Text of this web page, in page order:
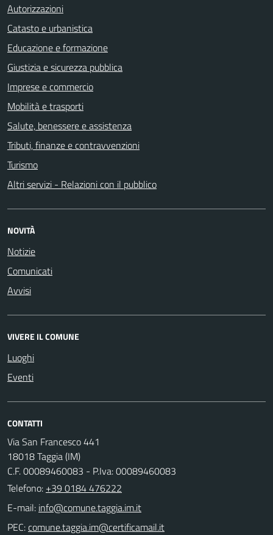
Autorizzazioni
Catasto e urbanistica
Educazione e formazione
Giustizia e sicurezza pubblica
Imprese e commercio
Mobilità e trasporti
Salute, benessere e assistenza
Tributi, finanze e contravvenzioni
Turismo
Altri servizi - Relazioni con il pubblico
NOVITÀ
Notizie
Comunicati
Avvisi
VIVERE IL COMUNE
Luoghi
Eventi
CONTATTI
Via San Francesco 441
18018 Taggia (IM)
C.F. 00089460083 - P.Iva: 00089460083
Telefono: +39 0184 476222
E-mail:
PEC: